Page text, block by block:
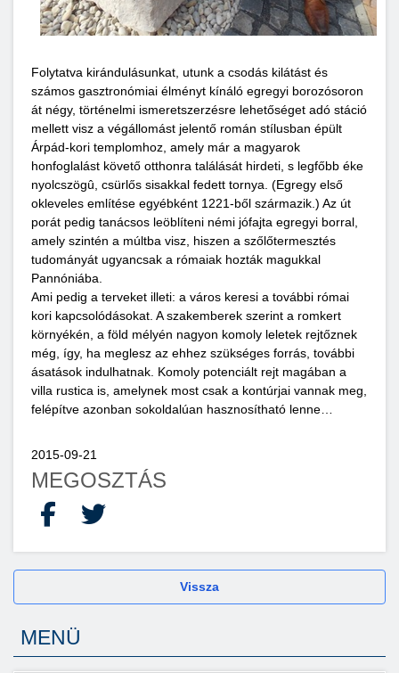
Folytatva kirándulásunkat, utunk a csodás kilátást és
számos gasztronómiai élményt kínáló egregyi borozósoron
át négy, történelmi ismeretszerzésre lehetőséget adó stáció
mellett visz a végállomást jelentő román stílusban épült
Árpád-kori templomhoz, amely már a magyarok
honfoglalást követő otthonra találását hirdeti, s legfőbb éke
nyolcszögû, csürlős sisakkal fedett tornya. (Egregy első
okleveles említése egyébként 1221-ből származik.) Az út
porát pedig tanácsos leöblíteni némi jófajta egregyi borral,
amely szintén a múltba visz, hiszen a szőlőtermesztés
tudományát ugyancsak a rómaiak hozták magukkal
Pannóniába.
Ami pedig a terveket illeti: a város keresi a további római
kori kapcsolódásokat. A szakemberek szerint a romkert
környékén, a föld mélyén nagyon komoly leletek rejtőznek
még, így, ha meglesz az ehhez szükséges forrás, további
ásatások indulhatnak. Komoly potenciált rejt magában a
villa rustica is, amelynek most csak a kontúrjai vannak meg,
felépítve azonban sokoldalúan hasznosítható lenne…
2015-09-21
MEGOSZTÁS
Facebook
X
Vissza
MENÜ